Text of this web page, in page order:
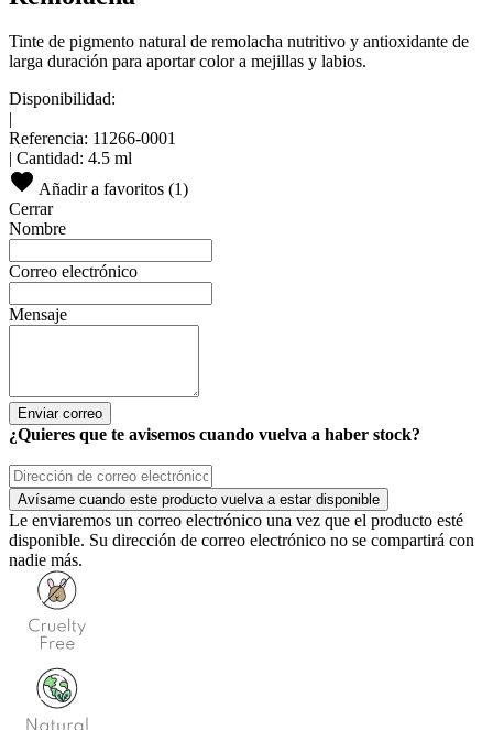
Tinte de pigmento natural de remolacha nutritivo y antioxidante de
larga duración para aportar color a mejillas y labios.
Disponibilidad:
Referencia: 11266-0001
Cantidad: 4.5 ml
Añadir a favoritos (1)
Cerrar
Nombre
Correo electrónico
Mensaje
Enviar correo
¿Quieres que te avisemos cuando vuelva a haber stock?
Avísame cuando este producto vuelva a estar disponible
Le enviaremos un correo electrónico una vez que el producto esté
disponible. Su dirección de correo electrónico no se compartirá con
nadie más.